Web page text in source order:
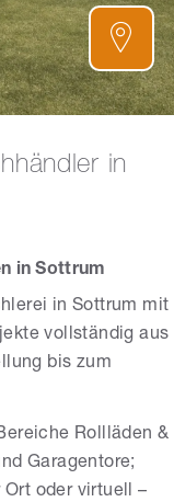
in
in Sottrum
in Sottrum mit
vollständig aus
bis zum
Rollläden &
Garagentore;
oder virtuell –